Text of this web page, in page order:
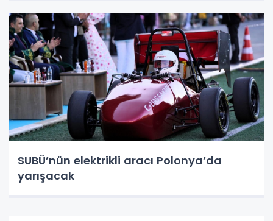
SUBÜ’nün elektrikli aracı Polonya’da
yarışacak